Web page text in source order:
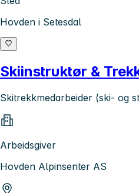
Hovden i Setesdal
Skiinstruktør &
Skitrekkmedarbeider (ski- og
Arbeidsgiver
Hovden Alpinsenter AS